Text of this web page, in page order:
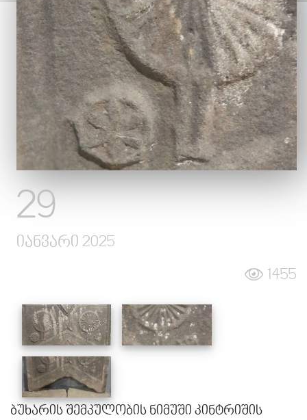
სიახლეები
ალბომები
გალერეა
კონტაქტი
29
იანვარი 2025
1455
ბუხარის შემკულობის ნიმუში კინტრიშის